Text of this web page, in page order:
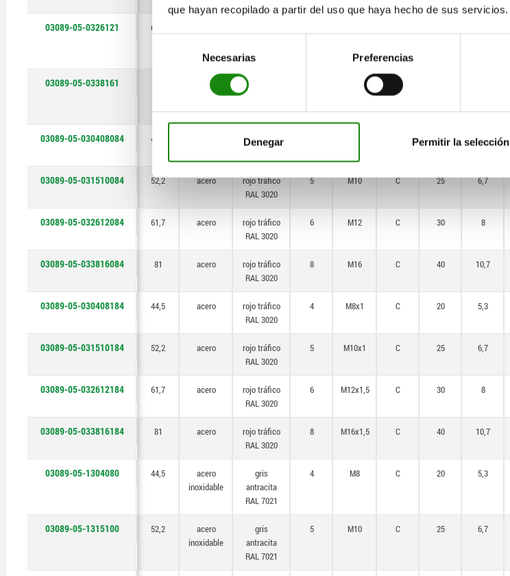
que hayan recopilado a partir del uso que haya hecho de sus servicios.
consentimiento
Necesarias Preferencias
Denegar Permitir la selección
03089-05-0326121 61,7
RAL 7021
03089-05-0338161 acero
RAL 7021
M16x1,5
03089-05-030408084 44,5
rojo tráfico
20 5,3
03089-05-031510084 52,2 acero
rojo tráfico
RAL 3020
5 M10 C 25 6,7
03089-05-032612084 61,7 acero
rojo tráfico
RAL 3020
6 M12 C 30 8
03089-05-033816084 81 acero
rojo tráfico
RAL 3020
8 M16 C 40 10,7
03089-05-030408184 44,5 acero
rojo tráfico
RAL 3020
4 M8x1 C 20 5,3
03089-05-031510184 52,2 acero
rojo tráfico
RAL 3020
5 M10x1 C 25 6,7
03089-05-032612184 61,7 acero
rojo tráfico
RAL 3020
6 M12x1,5 C 30 8
03089-05-033816184 81 acero
rojo tráfico
RAL 3020
8 M16x1,5 C 40 10,7
03089-05-1304080 44,5
acero
inoxidable
gris
antracita
RAL 7021
4 M8 C 20 5,3
03089-05-1315100 52,2
acero
inoxidable
gris
antracita
RAL 7021
5 M10 C 25 6,7